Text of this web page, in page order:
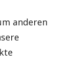
anderen